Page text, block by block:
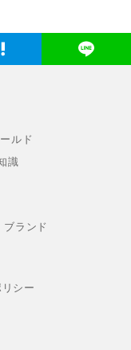
ルド
識
ブランド
シー